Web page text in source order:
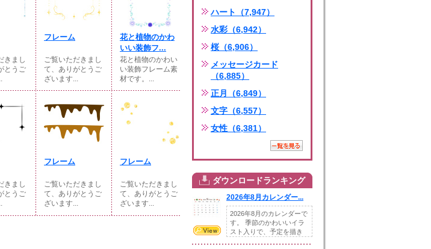
きまし
とうご
フレーム
ご覧いただきまし
て、ありがとうご
ざいます...
花と植物のかわ
いい装飾フ...
花と植物のかわい
い装飾フレーム素
材です。...
きまし
とうご
フレーム
ご覧いただきまし
て、ありがとうご
ざいます...
フレーム
ご覧いただきまし
て、ありがとうご
ざいます...
ハート（7,947）
水彩（6,942）
桜（6,906）
メッセージカード
（6,885）
正月（6,849）
文字（6,557）
女性（6,381）
ダウンロードランキング
2026年8月カレンダー...
2026年8月のカレンダーで
す。 季節のかわいいイラ
スト入りで、予定を描き